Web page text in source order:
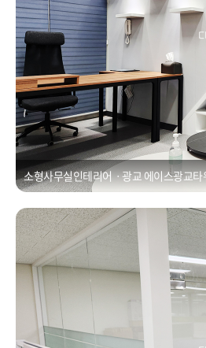
소형사무실인테리어ㆍ광교 에이스광교
유리칸막이인테리어ㆍ광교 우미뉴브 유리
Posted on 2021년 1월 1일 by